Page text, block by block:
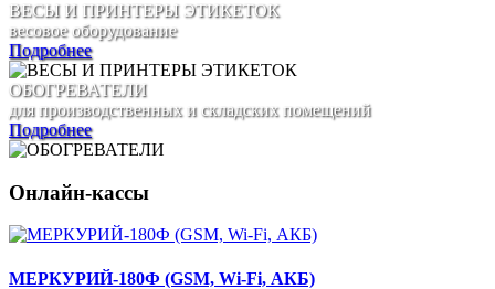
ВЕСЫ И ПРИНТЕРЫ ЭТИКЕТОК
весовое оборудование
Подробнее
ОБОГРЕВАТЕЛИ
для производственных и складских помещений
Подробнее
Онлайн-кассы
МЕРКУРИЙ-180Ф (GSM, Wi-Fi, АКБ)